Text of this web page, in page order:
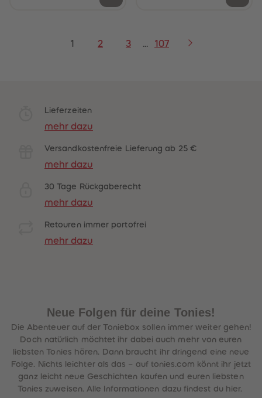
1 2 3 107
Lieferzeiten
mehr dazu
Versandkostenfreie Lieferung ab 25 €
mehr dazu
30 Tage Rückgaberecht
mehr dazu
Retouren immer portofrei
mehr dazu
Neue Folgen für deine Tonies!
Die Abenteuer auf der Toniebox sollen immer weiter gehen!
Doch natürlich möchtet ihr dabei auch mehr von euren
liebsten Tonies hören. Dann braucht ihr dringend eine neue
Folge. Nichts leichter als das – auf tonies.com könnt ihr jetzt
ganz leicht neue Geschichten kaufen und euren liebsten
Tonies zuweisen. Alle Informationen dazu findest du hier.